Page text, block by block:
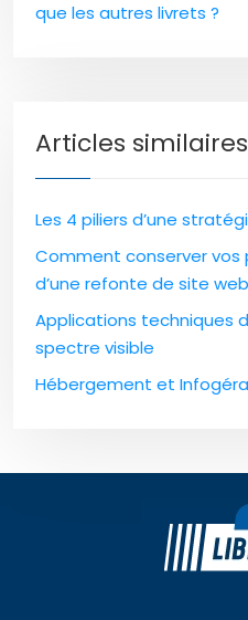
que les autres livrets ?
Articles similaires
Les 4 piliers d’une
Comment conserver vos
d’une refonte de site
Applications techniques
spectre visible
Hébergement et